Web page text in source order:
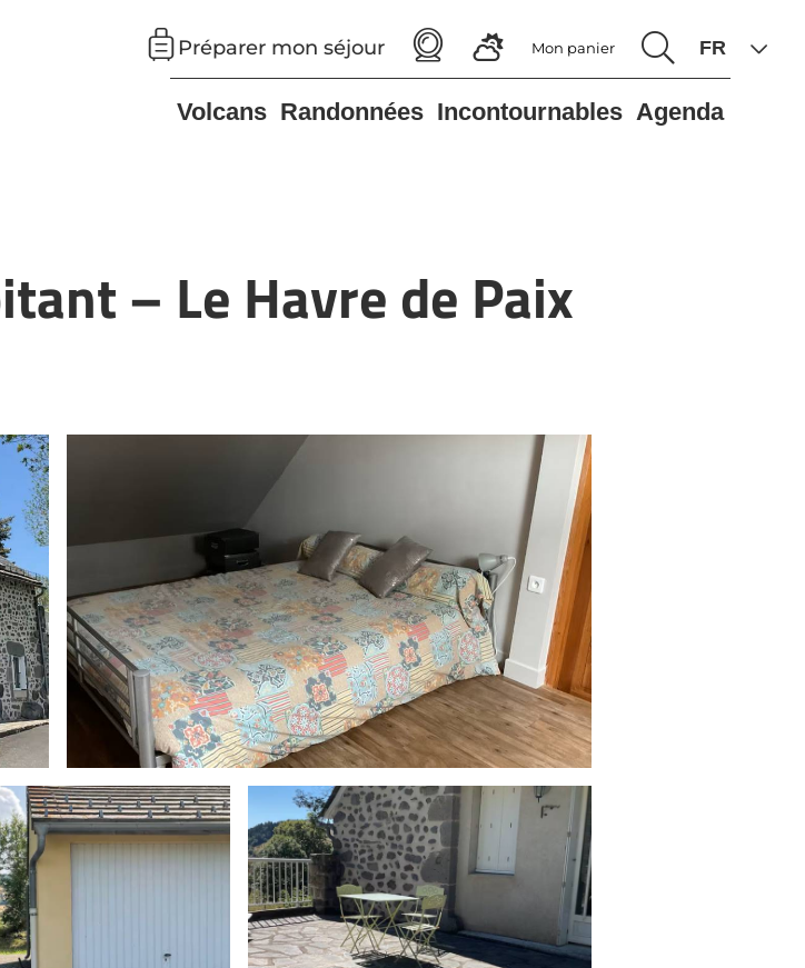
Préparer mon séjour Mon panier
Volcans Randonnées Incontournables Agenda
– Le Havre de Paix